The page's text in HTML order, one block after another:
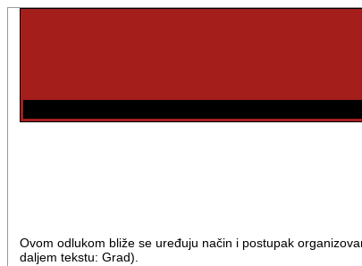
Ovom odlukom bliže se uređuju način i postupak
daljem tekstu: Grad).